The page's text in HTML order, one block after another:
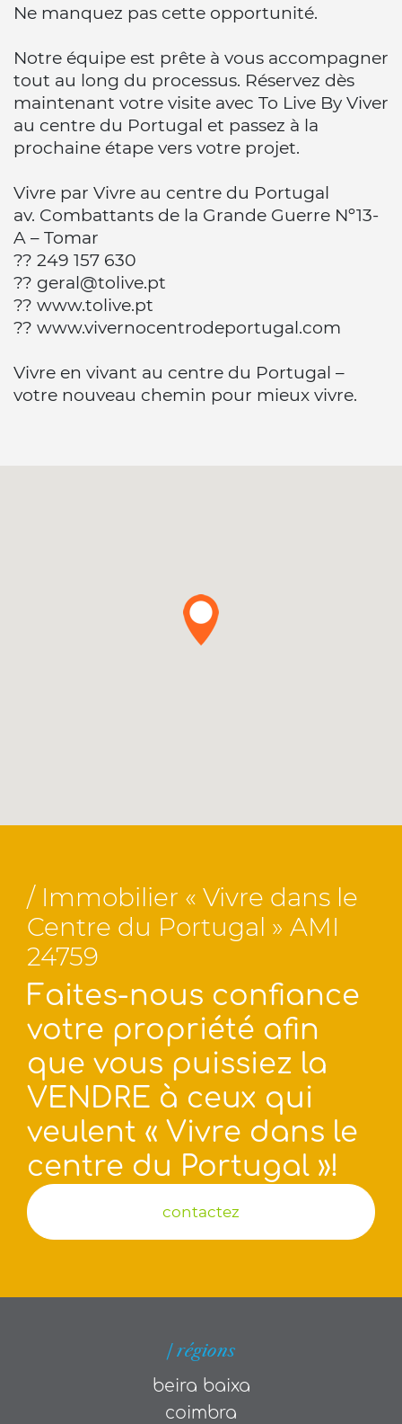
Ne manquez pas cette opportunité.
Notre équipe est prête à vous accompagner
tout au long du processus. Réservez dès
maintenant votre visite avec To Live By Viver
au centre du Portugal et passez à la
prochaine étape vers votre projet.
Vivre par Vivre au centre du Portugal
av. Combattants de la Grande Guerre Nº13-
A – Tomar
?? 249 157 630
?? geral@tolive.pt
?? www.tolive.pt
?? www.vivernocentrodeportugal.com
Vivre en vivant au centre du Portugal –
votre nouveau chemin pour mieux vivre.
/ Immobilier « Vivre dans le
Centre du Portugal » AMI
24759
Faites-nous confiance
votre propriété afin
que vous puissiez la
VENDRE à ceux qui
veulent « Vivre dans le
centre du Portugal »!
contactez
| régions
beira baixa
coimbra